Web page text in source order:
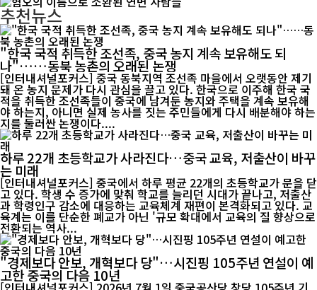
추천뉴스
"한국 국적 취득한 조선족, 중국 농지 계속 보유해도 되
나"……동북 농촌의 오래된 논쟁
[인터내셔널포커스] 중국 동북지역 조선족 마을에서 오랫동안 제기
돼 온 농지 문제가 다시 관심을 끌고 있다. 한국으로 이주해 한국 국
적을 취득한 조선족들이 중국에 남겨둔 농지와 주택을 계속 보유해
야 하는지, 아니면 실제 농사를 짓는 주민들에게 다시 배분해야 하는
지를 둘러싼 논쟁이다....
하루 22개 초등학교가 사라진다…중국 교육, 저출산이 바꾸
는 미래
[인터내셔널포커스] 중국에서 하루 평균 22개의 초등학교가 문을 닫
고 있다. 학생 수 증가에 맞춰 학교를 늘리던 시대가 끝나고, 저출산
과 학령인구 감소에 대응하는 교육체계 재편이 본격화되고 있다. 교
육계는 이를 단순한 폐교가 아닌 '규모 확대에서 교육의 질 향상으로
전환되는 역사...
"경제보다 안보, 개혁보다 당"…시진핑 105주년 연설이 예
고한 중국의 다음 10년